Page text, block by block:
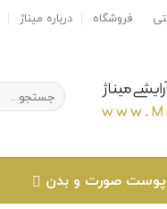
فروشگاه درباره میناژ
جستجو
برای:
پوست صورت و بدن